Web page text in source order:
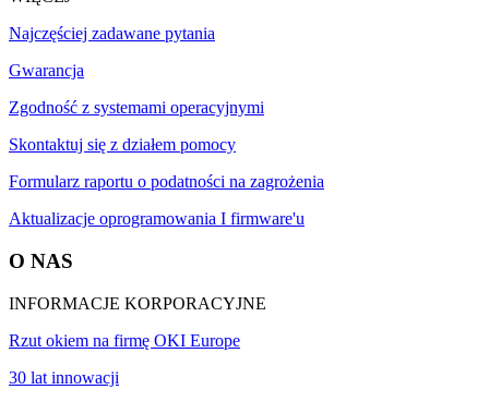
Najczęściej zadawane pytania
Gwarancja
Zgodność z systemami operacyjnymi
Skontaktuj się z działem pomocy
Formularz raportu o podatności na zagrożenia
Aktualizacje oprogramowania I firmware'u
O NAS
INFORMACJE KORPORACYJNE
Rzut okiem na firmę OKI Europe
30 lat innowacji